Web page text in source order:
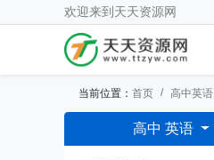
欢迎来到 天天资源网
当前位置： 首页 高中英语
高中 英语